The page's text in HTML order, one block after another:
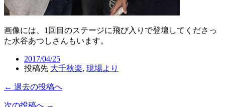
画像には、1回目のステージに飛び入りで登壇してくださっ
た水谷あつしさんもいます。
2017/04/25
投稿先 大千秋楽, 現場より
← 過去の投稿へ
次の投稿へ →